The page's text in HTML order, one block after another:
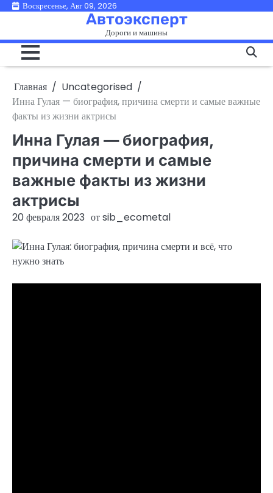
ПерейтиВоскресенье, Авг 09, 2026
Автоэксперт
Дороги и машины
Главная
Uncategorised
Инна Гулая — биография, причина смерти и самые важные
факты из жизни актрисы
Инна Гулая — биография,
причина смерти и самые
важные факты из жизни
актрисы
20 февраля 2023 отsib_ecometal